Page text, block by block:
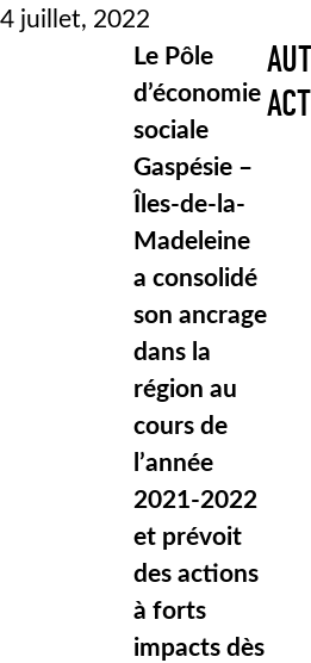
4 juillet, 2022
Le Pôle
d’économie
sociale
Gaspésie –
Îles-de-la-
Madeleine
a consolidé
son ancrage
dans la
région au
cours de
l’année
2021-2022
et prévoit
des actions
à forts
impacts dès